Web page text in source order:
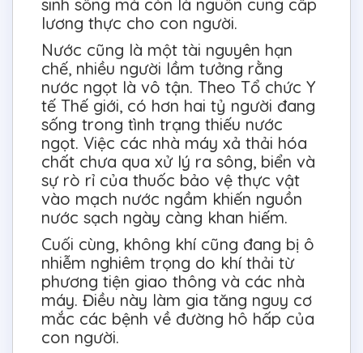
sinh sống mà còn là nguồn cung cấp
lương thực cho con người.
Nước cũng là một tài nguyên hạn
chế, nhiều người lầm tưởng rằng
nước ngọt là vô tận. Theo Tổ chức Y
tế Thế giới, có hơn hai tỷ người đang
sống trong tình trạng thiếu nước
ngọt. Việc các nhà máy xả thải hóa
chất chưa qua xử lý ra sông, biển và
sự rò rỉ của thuốc bảo vệ thực vật
vào mạch nước ngầm khiến nguồn
nước sạch ngày càng khan hiếm.
Cuối cùng, không khí cũng đang bị ô
nhiễm nghiêm trọng do khí thải từ
phương tiện giao thông và các nhà
máy. Điều này làm gia tăng nguy cơ
mắc các bệnh về đường hô hấp của
con người.